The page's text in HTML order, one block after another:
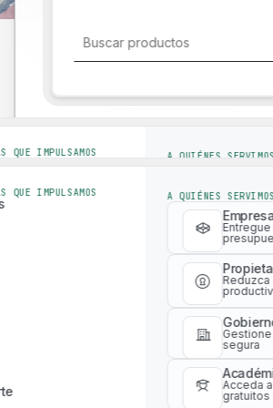
QUE IMPULSAMOS A QUIÉNES SERVIMOS
Reduzca
segura
Acceda
gratuitos
QUE IMPULSAMOS A QUIÉNES SERVIMOS
segura
Acceda
gratuitos
Explore e interactúe
Plataforma digital con